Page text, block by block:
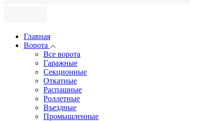
Главная
Ворота
Все ворота
Гаражные
Секционные
Откатные
Распашные
Роллетные
Въездные
Промышленные